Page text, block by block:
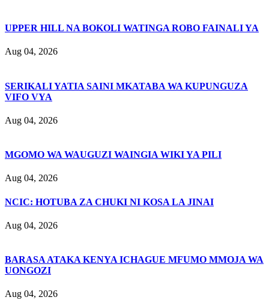
UPPER HILL NA BOKOLI WATINGA ROBO FAINALI YA
Aug 04, 2026
SERIKALI YATIA SAINI MKATABA WA KUPUNGUZA
VIFO VYA
Aug 04, 2026
MGOMO WA WAUGUZI WAINGIA WIKI YA PILI
Aug 04, 2026
NCIC: HOTUBA ZA CHUKI NI KOSA LA JINAI
Aug 04, 2026
BARASA ATAKA KENYA ICHAGUE MFUMO MMOJA WA
UONGOZI
Aug 04, 2026